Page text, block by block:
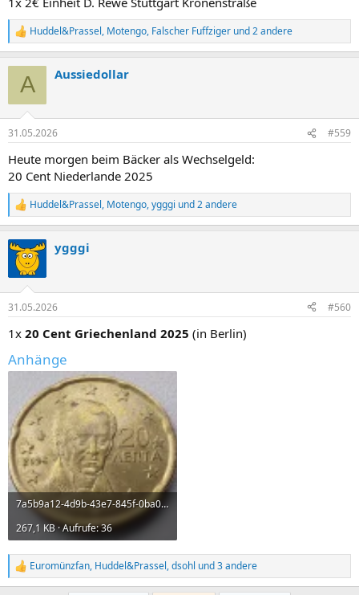
R
e
e
:
Huddel&Prassel, Motengo, Falscher Fuffziger und 2 andere
A Aussiedollar
31.05.2026 #559
Heute morgen beim Bäcker als Wechselgeld:
20 Cent Niederlande 2025
R
e
k
t
e
:
Huddel&Prassel, Motengo,ygggi und 2 andere
ygggi
31.05.2026 #560
1x 20 Cent Griechenland 2025 (in Berlin)
Anhänge
7a5b9a12-4d9b-43e7-845f-0ba000b11b19.webp
267,1 KB · Aufrufe: 36
R
e
Euromünzfan, Huddel&Prassel,dsohl und 3 andere